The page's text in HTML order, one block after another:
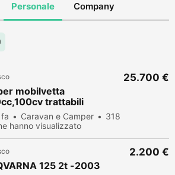
Personale Company
mobilvetta
trattabili
Caravan e Camper
318
hanno visualizzato
25.700 €
125 2t -2003
2.200 €